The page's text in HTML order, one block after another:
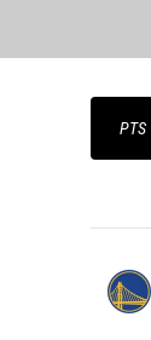
PTS